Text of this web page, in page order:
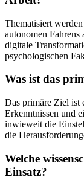
Thematisiert
autonomen
digitale
psychologischen
Was ist das
Das primäre Ziel ist
Erkenntnissen und
inwieweit die
die
Welche
Einsatz?